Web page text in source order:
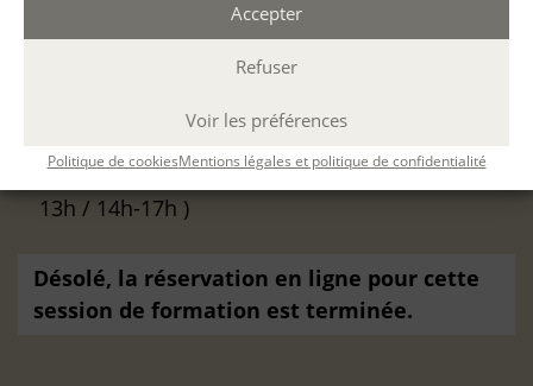
Accepter
Refuser
Voir les préférences
Politique de cookiesMentions légales et politique de confidentialité
VOTRE SESSION :
2025àParis présentiel(Durée : 24 h. ; 10h-
13h / 14h-17h )
Désolé, la réservation en ligne pour cette
session de formation est terminée.